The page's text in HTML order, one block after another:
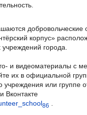
корпус»
города.
и видеоматериалы с
их в официальной
учреждения или группе
Вконтакте
86